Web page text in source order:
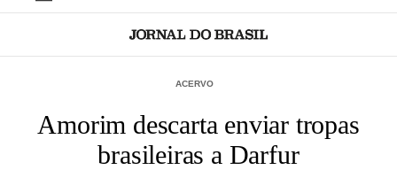
ACERVO
Amorim descarta enviar tropas
brasileiras a Darfur